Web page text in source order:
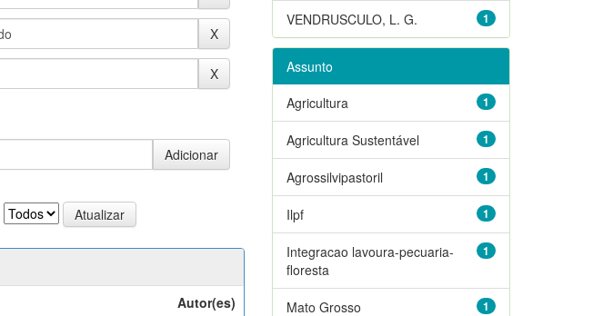
Autor(es)
1
VENDRUSCULO, L. G.
Assunto
1
Agricultura
1
Agricultura Sustentável
1
Agrossilvipastoril
1
Ilpf
1
Integracao lavoura-pecuaria-
floresta
1
Mato Grosso